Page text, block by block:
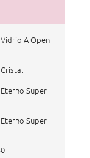
A Open
Super
Super